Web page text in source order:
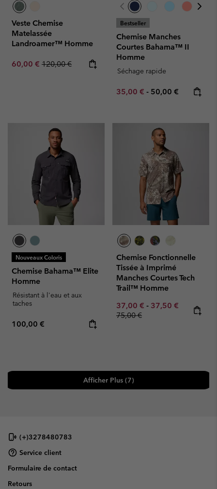
Veste Chemise
Matelassée
Landroamer™ Homme
Sale price:
60,00 € Regular price:
120,00 €
Bestseller
Chemise Manches
Courtes Bahama™ II
Homme
Séchage rapide
Minimum sale price:
35,00 € - Maximum price:
50,00 €
Nouveaux Coloris
Chemise Bahama™ Elite
Homme
Résistant à l'eau et aux
taches
Regular price:
100,00 €
Chemise Fonctionnelle
Tissée à Imprimé
Manches Courtes Tech
Trail™ Homme
Minimum sale price:
37,00 € - Maximum sale
37,50 € Regular
75,00 €
Afficher Plus (7)
(+)3278480783
Service client
Formulaire de contact
Retours